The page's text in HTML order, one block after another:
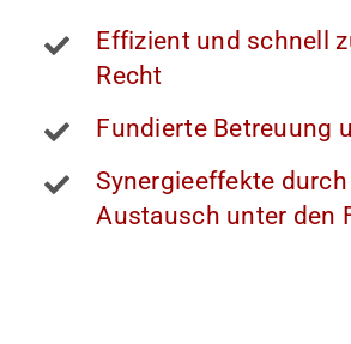
Effizient und schnell
Recht
Fundierte Betreuung
Synergieeffekte
Austausch unter den